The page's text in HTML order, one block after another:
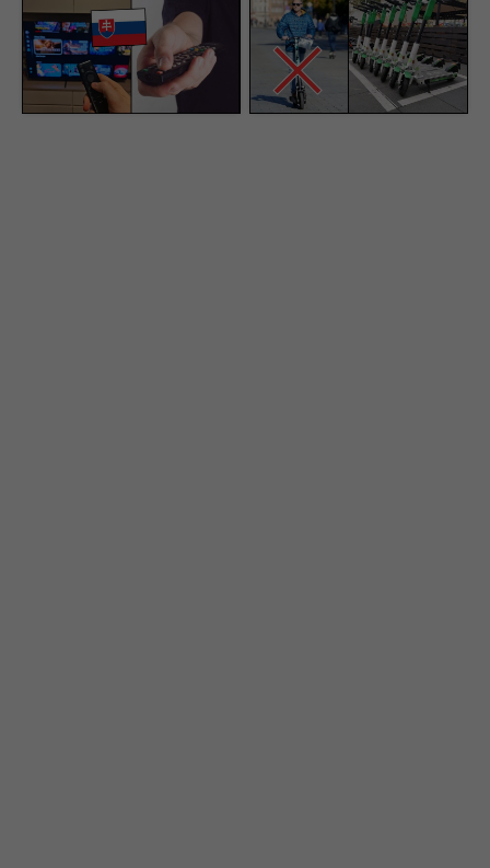
Posledná šanca ušetriť.
Veľká streamovacia
služba na Slovensku sa
od zajtra mení a zdražuje
Pritvrdili proti
elektrokolobežkárom.
Helma nestačí, jazdci
musia po novom nosiť aj
toto